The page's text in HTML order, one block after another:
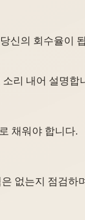
신의 회수율이
리 내어 설명합
채워야 합니다.
없는지 점검하